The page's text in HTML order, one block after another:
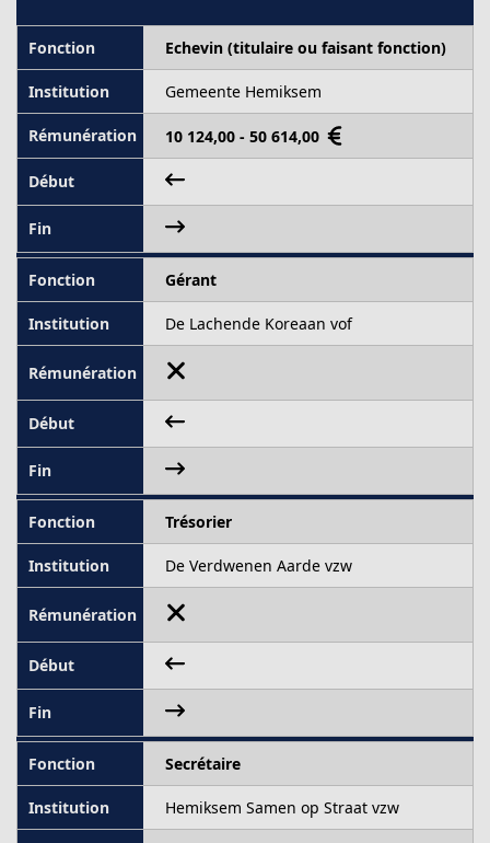
Echevin (titulaire ou faisant fonction)
Gemeente Hemiksem
10 124,00 - 50 614,00
Gérant
De Lachende Koreaan vof
Trésorier
De Verdwenen Aarde vzw
Secrétaire
Hemiksem Samen op Straat vzw